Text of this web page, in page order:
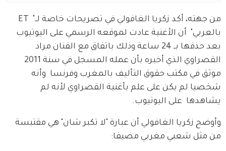
بالعربي"  أن الأغنية عادت لموقعه الرسمي على اليوتيوب
بعد حذفها بــ 24 ساعة وذلك باتفاق مع الفنان مراد
موثق في مكتب حقوق التأليف بالمغرب وفرنسا  وأنه
شخصيا لم يكن على علم بأغنية القصراوي لأنه لم
يشاهدها  على اليوتيوب.
وأوضح زكريا الغافولي أن عبارة "لا تكبر شان" هي مقتبسة
من مثل شعبي مغربي مضيفا: